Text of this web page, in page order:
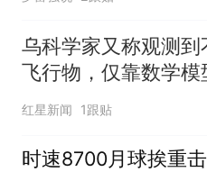
乌科学家又称观测到
飞行物，仅靠数学模
设，上一次搞错是在4
红星新闻 1跟贴
时速8700月球挨重